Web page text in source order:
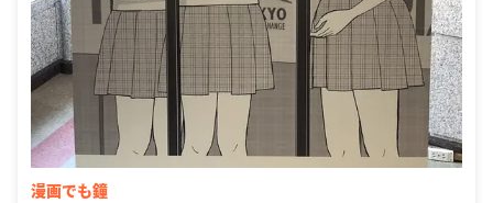
漫画でも鐘